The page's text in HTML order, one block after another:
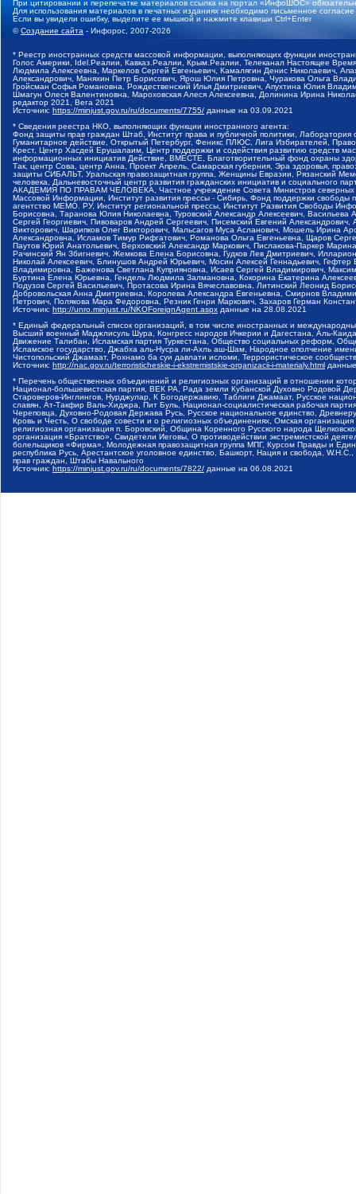
При цитировании и перепечатке материалов ссылка на портал «ИнфоШОС»
Для использования материалов в печатных изданиях необходимо письменное
Если вы увидели ошибку, выделите ее мышкой и нажмите клавиши Ctrl+Enter
©Создание сайта - Инфорос, 2007-2026
* Реестр иностранных средств массовой информации, выполняющих функции
Голос Америки, Idel.Реалии, Кавказ.Реалии, Крым.Реалии, Телеканал Настоящее
Людмила Алексеевна, Маркелов Сергей Евгеньевич, Камалягин Денис Николаевич,
Александрович, Маняхин Петр Борисович, Ярош Юлия Петровна, Чуракова Ольга
Гройсман Софья Романовна, Рождественский Илья Дмитриевич, Апухтина Юлия
Шмагун Олеся Валентиновна, Мароховская Алеся Алексеевна, Долинина Ирина
редактор 2021, Вега 2021
Источник: https://minjust.gov.ru/ru/documents/7755/ данные на 03.09.2021
* Сведения реестра НКО, выполняющих функции иностранного агента:
Фонд защиты прав граждан Штаб, Институт права и публичной политики,
Гуманитарное действие, Открытый Петербург, Феникс ПЛЮС, Лига Избирателей,
Крест, Центр Хасдей Ерушалаим, Центр поддержки и содействия развитию средств
информационных инициатив Действие, ВМЕСТЕ, Благотворительный фонд охраны
Так, центр Сова, центр Анна, Проект Апрель, Самарская губерния, Эра здоровья,
защиты СИБАЛЬТ, Уральская правозащитная группа, Женщины Евразии, Рязанский
человека, Дальневосточный центр развития гражданских инициатив и социального
АКАДЕМИЯ ПО ПРАВАМ ЧЕЛОВЕКА, Частное учреждение Совета Министров северных
Массовой Информации, Институт развития прессы - Сибирь, Фонд поддержки
агентство МЕМО. РУ, Институт региональной прессы, Институт Развития Свободы
Борисовна, Таранова Юлия Николаевна, Туровский Александр Алексеевич,
Сергей Георгиевич, Пивоваров Андрей Сергеевич, Писемский Евгений
Викторович, Шарипков Олег Викторович, Мальсагов Муса Асланович, Мошель Ирина
Александровна, Исламов Тимур Рифгатович, Романова Ольга Евгеньевна, Щаров
Паутов Юрий Анатольевич, Верховский Александр Маркович, Пислакова-Паркер
Рачинский Ян Збигневич, Жемкова Елена Борисовна, Гудков Лев Дмитриевич,
Николай Алексеевич, Блинушов Андрей Юрьевич, Мосин Алексей Геннадьевич,
Владимировна, Баженова Светлана Куприяновна, Исаев Сергей Владимирович,
Буртина Елена Юрьевна, Гендель Людмила Залмановна, Кокорина Екатерина
Подузов Сергей Васильевич, Протасова Ирина Вячеславовна, Литинский Леонид
Добровольская Анна Дмитриевна, Королева Александра Евгеньевна, Смирнов
Петрович, Полякова Мара Федоровна, Резник Генри Маркович, Захаров Герман
Источник: http://unro.minjust.ru/NKOForeignAgent.aspx данные на 28.08.2021
* Единый федеральный список организаций, в том числе иностранных и
Высший военный Маджлисуль Шура, Конгресс народов Ичкерии и Дагестана, Аль-
Движение Талибан, Исламская партия Туркестана, Общество социальных реформ,
Исламское государство, Джабха аль-Нусра ли-Ахль аш-Шам, Народное ополчение
Чистопольский Джамаат, Рохнамо ба суи давлати исломи, Террористическое
Источник: http://nac.gov.ru/terroristicheskie-i-ekstremistskie-organizacii-i-materialy.html
* Перечень общественных объединений и религиозных организаций в отношении
Национал-большевистская партия, ВЕК РА, Рада земли Кубанской Духовно Родовой
Староверов-Инглингов, Нурджулар, К Богодержавию, Таблиги Джамаат, Русское
славян, Ат-Такфир Валь-Хиджра, Пит Буль, Национал-социалистическая рабочая
Череповца, Духовно-Родовая Держава Русь, Русское национальное единство,
Кровь и Честь, О свободе совести и о религиозных объединениях, Омская
религиозная организация п. Боровский, Община Коренного Русского народа
организация «Братство», Свидетели Иеговы, О противодействии экстремистской
болельщиков «Фирма», Молодежная правозащитная группа МПГ, Курсом Правды и
республика Русь, Арестантское уголовное единство, Башкорт, Нация и свобода,
прав граждан, Штабы Навального
Источник: https://minjust.gov.ru/ru/documents/7822/ данные на 06.08.2021